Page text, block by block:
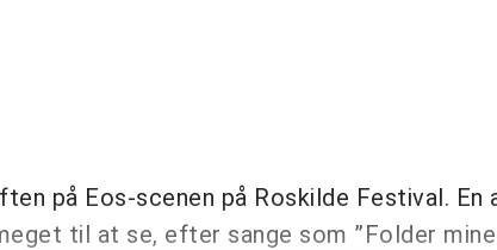
på Eos-scenen på Roskilde Festival. En
til at se, efter sange som ”Folder